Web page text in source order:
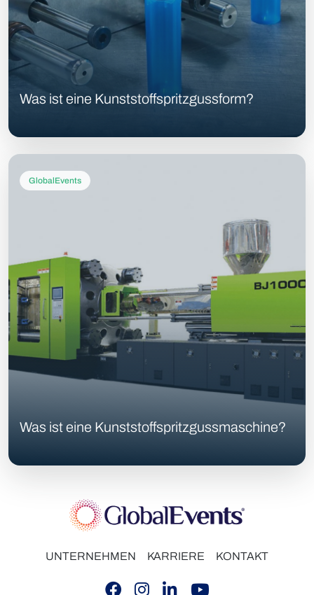
Was ist eine Kunststoffspritzgussform?
GlobalEvents
Was ist eine Kunststoffspritzgussmaschine?
UNTERNEHMEN KARRIERE KONTAKT